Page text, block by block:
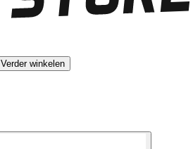
Verder winkelen